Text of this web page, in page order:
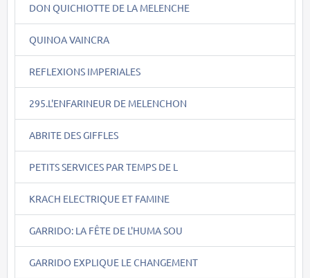
DON QUICHIOTTE DE LA MELENCHE
QUINOA VAINCRA
REFLEXIONS IMPERIALES
295.L'ENFARINEUR DE MELENCHON
ABRITE DES GIFFLES
PETITS SERVICES PAR TEMPS DE L
KRACH ELECTRIQUE ET FAMINE
GARRIDO: LA FÊTE DE L'HUMA SOU
GARRIDO EXPLIQUE LE CHANGEMENT